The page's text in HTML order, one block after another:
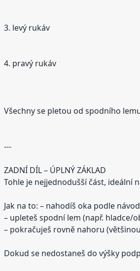
3. levý rukáv
4. pravý rukáv
Všechny se pletou od spodního
---
ZADNÍ DÍL – ÚPLNÝ ZÁKLAD
Tohle je nejjednodušší část, ideální
Jak na to: – nahodíš oka podle
– upleteš spodní lem (např. hladce/
– pokračuješ rovně nahoru
Dokud se nedostaneš do výšky